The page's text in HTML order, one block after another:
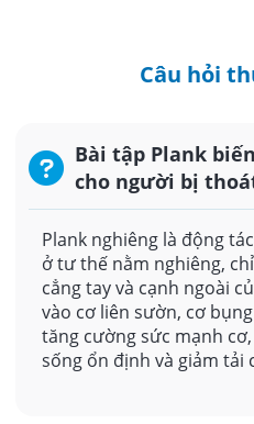
Câu hỏi
Bài tập Plank
cho người bị
Plank nghiêng là động
ở tư thế nằm nghiêng,
cẳng tay và cạnh ngoài
vào cơ liên sườn, cơ
tăng cường sức mạnh
sống ổn định và giảm tải